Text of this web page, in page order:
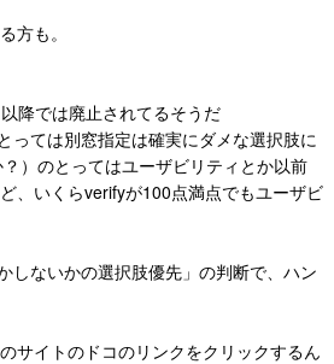
方も。
降では廃止されてるそうだ
っては別窓指定は確実にダメな選択肢に
）のとってはユーザビリティとか以前
、いくらverifyが100点満点でもユーザビ
しないかの選択肢優先」の判断で、ハン
サイトのドコのリンクをクリックするん